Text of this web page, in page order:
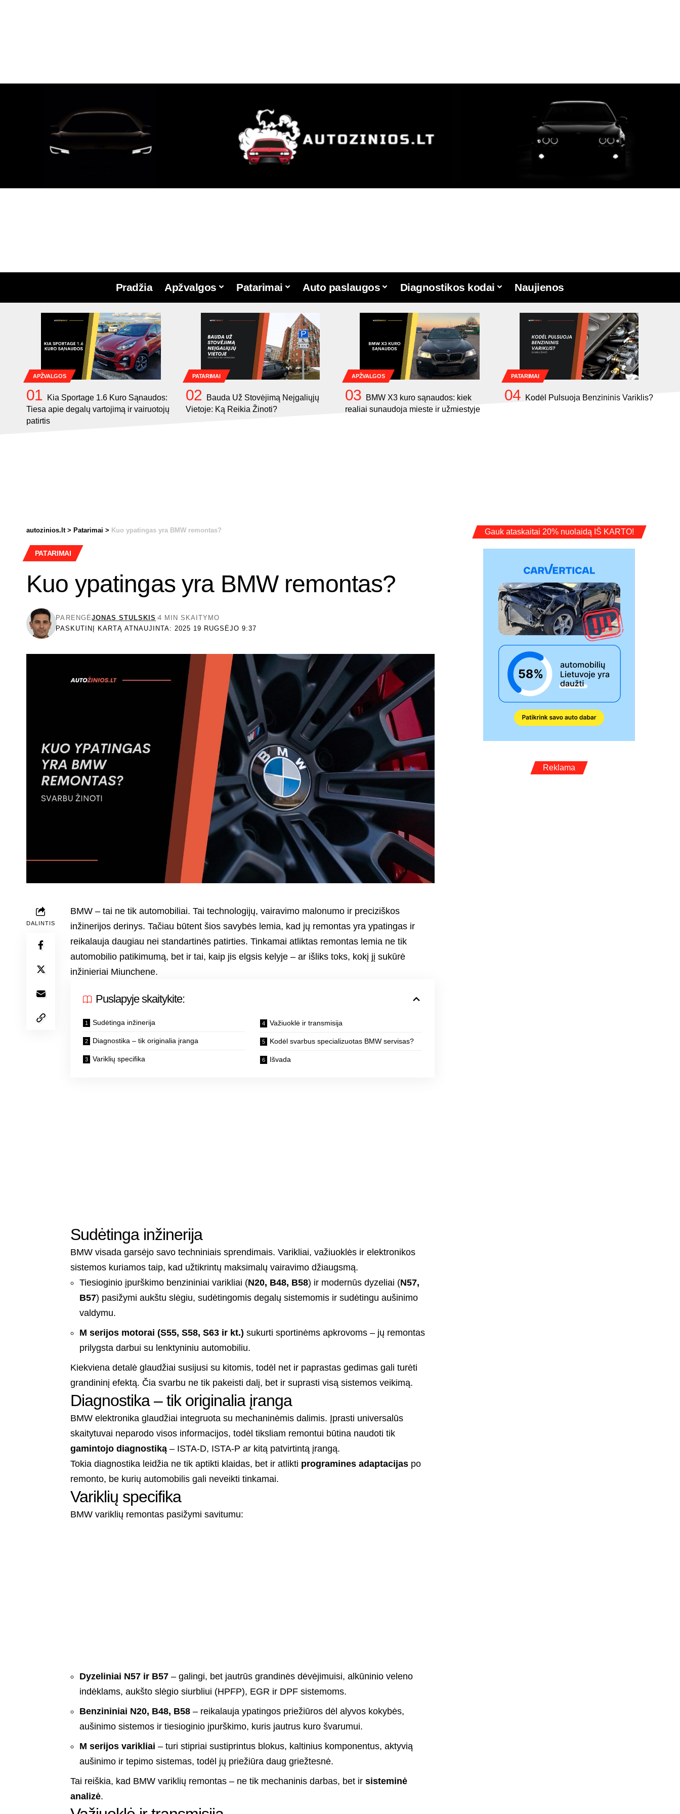
Pradžia Apžvalgos Patarimai Auto paslaugos Diagnostikos kodai Naujienos
APŽVALGOS
Kia Sportage 1.6 Kuro Sąnaudos:
Tiesa apie degalų vartojimą ir vairuotojų
patirtis
PATARIMAI
Bauda Už Stovėjimą Neįgaliųjų
Vietoje: Ką Reikia Žinoti?
APŽVALGOS
BMW X3 kuro sąnaudos: kiek
realiai sunaudoja mieste ir užmiestyje
PATARIMAI
Kodėl Pulsuoja Benzininis Variklis?
autozinios.lt> Patarimai > Kuo ypatingas yra BMW remontas?
PATARIMAI
Kuo ypatingas yra BMW remontas?
PASKUTINĮ KARTĄ ATNAUJINTA: 2025 19 RUGSĖJO 9:37
PARENGĖJONAS STULSKIS 4 MIN SKAITYMO
DALINTIS
BMW – tai ne tik automobiliai. Tai technologijų, vairavimo malonumo ir preciziškos
inžinerijos derinys. Tačiau būtent šios savybės lemia, kad jų remontas yra ypatingas ir
reikalauja daugiau nei standartinės patirties. Tinkamai atliktas remontas lemia ne tik
automobilio patikimumą, bet ir tai, kaip jis elgsis kelyje – ar išliks toks, kokį jį sukūrė
inžinieriai Miunchene.
Puslapyje skaitykite:
Sudėtinga inžinerija
Diagnostika – tik originalia įranga
Variklių specifika
Važiuoklė ir transmisija
Kodėl svarbus specializuotas BMW servisas?
Išvada
Sudėtinga inžinerija
BMW visada garsėjo savo techniniais sprendimais. Varikliai, važiuoklės ir elektronikos
sistemos kuriamos taip, kad užtikrintų maksimalų vairavimo džiaugsmą.
Tiesioginio įpurškimo benzininiai varikliai (N20, B48, B58) ir modernūs dyzeliai (N57,
B57) pasižymi aukštu slėgiu, sudėtingomis degalų sistemomis ir sudėtingu aušinimo
valdymu.
M serijos motorai (S55, S58, S63 ir kt.) sukurti sportinėms apkrovoms – jų remontas
prilygsta darbui su lenktyniniu automobiliu.
Kiekviena detalė glaudžiai susijusi su kitomis, todėl net ir paprastas gedimas gali turėti
grandininį efektą. Čia svarbu ne tik pakeisti dalį, bet ir suprasti visą sistemos veikimą.
Diagnostika – tik originalia įranga
BMW elektronika glaudžiai integruota su mechaninėmis dalimis. Įprasti universalūs
skaitytuvai neparodo visos informacijos, todėl tiksliam remontui būtina naudoti tik
gamintojo diagnostiką – ISTA-D, ISTA-P ar kitą patvirtintą įrangą.
Tokia diagnostika leidžia ne tik aptikti klaidas, bet ir atlikti programines adaptacijas po
remonto, be kurių automobilis gali neveikti tinkamai.
Variklių specifika
BMW variklių remontas pasižymi savitumu:
Dyzeliniai N57 ir B57 – galingi, bet jautrūs grandinės dėvėjimuisi, alkūninio veleno
indėklams, aukšto slėgio siurbliui (HPFP), EGR ir DPF sistemoms.
Benzininiai N20, B48, B58 – reikalauja ypatingos priežiūros dėl alyvos kokybės,
aušinimo sistemos ir tiesioginio įpurškimo, kuris jautrus kuro švarumui.
M serijos varikliai – turi stipriai sustiprintus blokus, kaltinius komponentus, aktyvią
aušinimo ir tepimo sistemas, todėl jų priežiūra daug griežtesnė.
Tai reiškia, kad BMW variklių remontas – ne tik mechaninis darbas, bet irsisteminė
analizė.
Gauk ataskaitai 20% nuolaidą IŠ KARTO!
Reklama